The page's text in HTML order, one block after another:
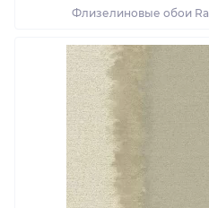
Флизелиновые обои